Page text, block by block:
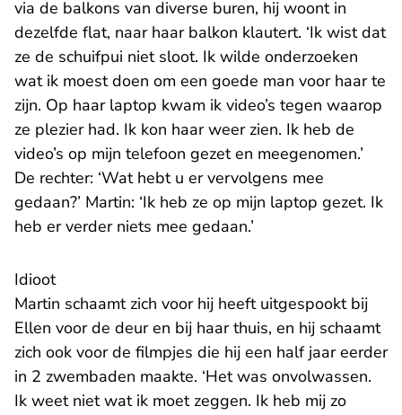
via de balkons van diverse buren, hij woont in
dezelfde flat, naar haar balkon klautert. ‘Ik wist dat
ze de schuifpui niet sloot. Ik wilde onderzoeken
wat ik moest doen om een goede man voor haar te
zijn. Op haar laptop kwam ik video’s tegen waarop
ze plezier had. Ik kon haar weer zien. Ik heb de
video’s op mijn telefoon gezet en meegenomen.’
De rechter: ‘Wat hebt u er vervolgens mee
gedaan?’ Martin: ‘Ik heb ze op mijn laptop gezet. Ik
heb er verder niets mee gedaan.’
Idioot
Martin schaamt zich voor hij heeft uitgespookt bij
Ellen voor de deur en bij haar thuis, en hij schaamt
zich ook voor de filmpjes die hij een half jaar eerder
in 2 zwembaden maakte. ‘Het was onvolwassen.
Ik weet niet wat ik moet zeggen. Ik heb mij zo